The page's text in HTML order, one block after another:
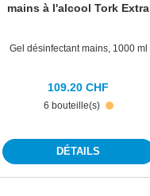
mains à l'alcool Tork Extra
Gel désinfectant mains, 1000 ml
6 bouteille(s)
109.20 CHF
DÉTAILS